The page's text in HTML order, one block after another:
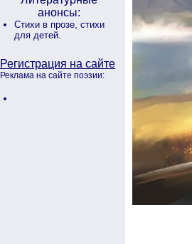
анонсы:
Стихи в прозе, стихи
для детей.
Регистрация на сайте
Реклама на сайте поэзии: